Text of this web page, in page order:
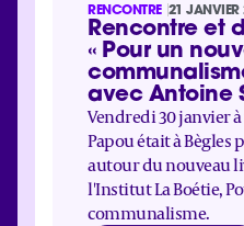
RENCONTRE 21 JANVIER
Rencontre et
« Pour un
avec Antoine
Vendredi 30 janvier
Papou était à
autour du nouveau
l'Institut La Boétie,
communalisme.